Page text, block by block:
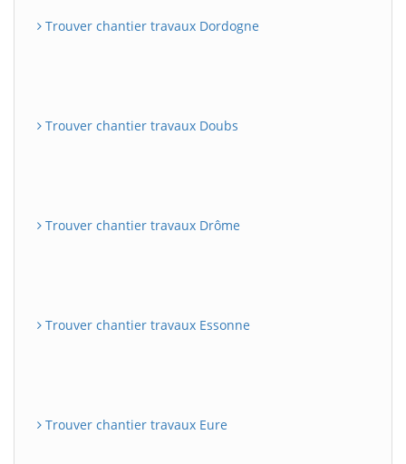
Trouver chantier travaux Dordogne
Trouver chantier travaux Doubs
Trouver chantier travaux Drôme
Trouver chantier travaux Essonne
Trouver chantier travaux Eure